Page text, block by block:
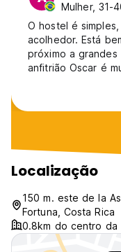
Mulher, 31-
O hostel é simples,
acolhedor. Está
próximo a grandes
anfitrião Oscar é
ajudou demais!
simpático e dando
grandiosas.
Localização
150 m. este de la
Fortuna, Costa Rica
0.8km do centro da